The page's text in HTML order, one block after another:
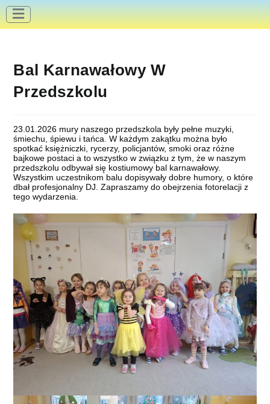
treści
Bal Karnawałowy W
Przedszkolu
23.01.2026 mury naszego przedszkola były pełne muzyki,
śmiechu, śpiewu i tańca. W każdym zakątku można było
spotkać księżniczki, rycerzy, policjantów, smoki oraz różne
bajkowe postaci a to wszystko w związku z tym, że w naszym
przedszkolu odbywał się kostiumowy bal karnawałowy.
Wszystkim uczestnikom balu dopisywały dobre humory, o które
dbał profesjonalny DJ. Zapraszamy do obejrzenia fotorelacji z
tego wydarzenia.